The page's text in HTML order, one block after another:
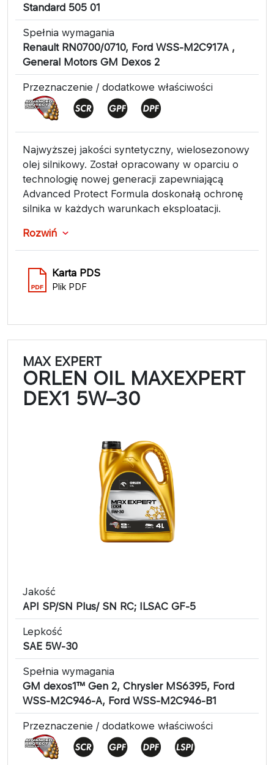
Standard 505 01
Spełnia wymagania
Renault RN0700/0710, Ford WSS-M2C917A ,
General Motors GM Dexos 2
Przeznaczenie / dodatkowe właściwości
Najwyższej jakości syntetyczny, wielosezonowy
olej silnikowy. Został opracowany w oparciu o
technologię nowej generacji zapewniającą
Advanced Protect Formula doskonałą ochronę
silnika w każdych warunkach eksploatacji.
Rozwiń
Karta PDS
Plik PDF
MAX EXPERT
ORLEN OIL MAXEXPERT
DEX1 5W–30​​
Jakość
API SP/SN Plus/ SN RC; ILSAC GF-5
Lepkość
SAE 5W-30
Spełnia wymagania
GM dexos1™ Gen 2, Chrysler MS6395, Ford
WSS-M2C946-A, Ford WSS-M2C946-B1
Przeznaczenie / dodatkowe właściwości